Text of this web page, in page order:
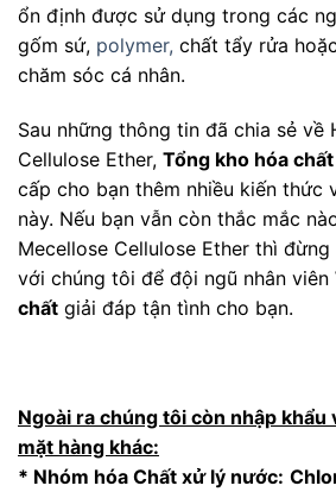
ổn định được sử dụng trong các
gốm sứ, polymer, chất tẩy rửa
chăm sóc cá nhân.
Sau những thông tin đã chia sẻ về
Cellulose Ether, Tổng kho hóa chất
cấp cho bạn thêm nhiều kiến thức
này. Nếu bạn vẫn còn thắc mắc
Mecellose Cellulose Ether thì
với chúng tôi để đội ngũ nhân viên
chất giải đáp tận tình cho bạn.
Ngoài ra chúng tôi còn nhập khẩu
mặt hàng khác:
* Nhóm hóa Chất xử lý nước: